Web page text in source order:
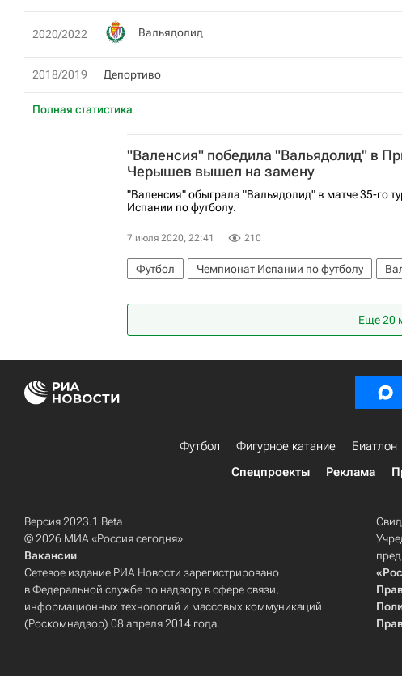
Полная статистика
2020/2022 Вальядолид
2018/2019 Депортиво
"Валенсия" победила "Вальядолид" в
Черышев вышел на замену
"Валенсия" обыграла "Вальядолид" в матче 35-го
Испании по футболу.
7 июля 2020, 22:41 210
Футбол Чемпионат Испании по футболу
Еще 20
Футбол Фигурное катание Биатлон
Спецпроекты
Реклама
Версия 2023.1 Beta
© 2026 МИА «Россия сегодня»
Вакансии
Сетевое издание РИА Новости зарегистрировано
в Федеральной службе по надзору в сфере связи,
информационных технологий и массовых коммуникаций
(Роскомнадзор) 08 апреля 2014 года.